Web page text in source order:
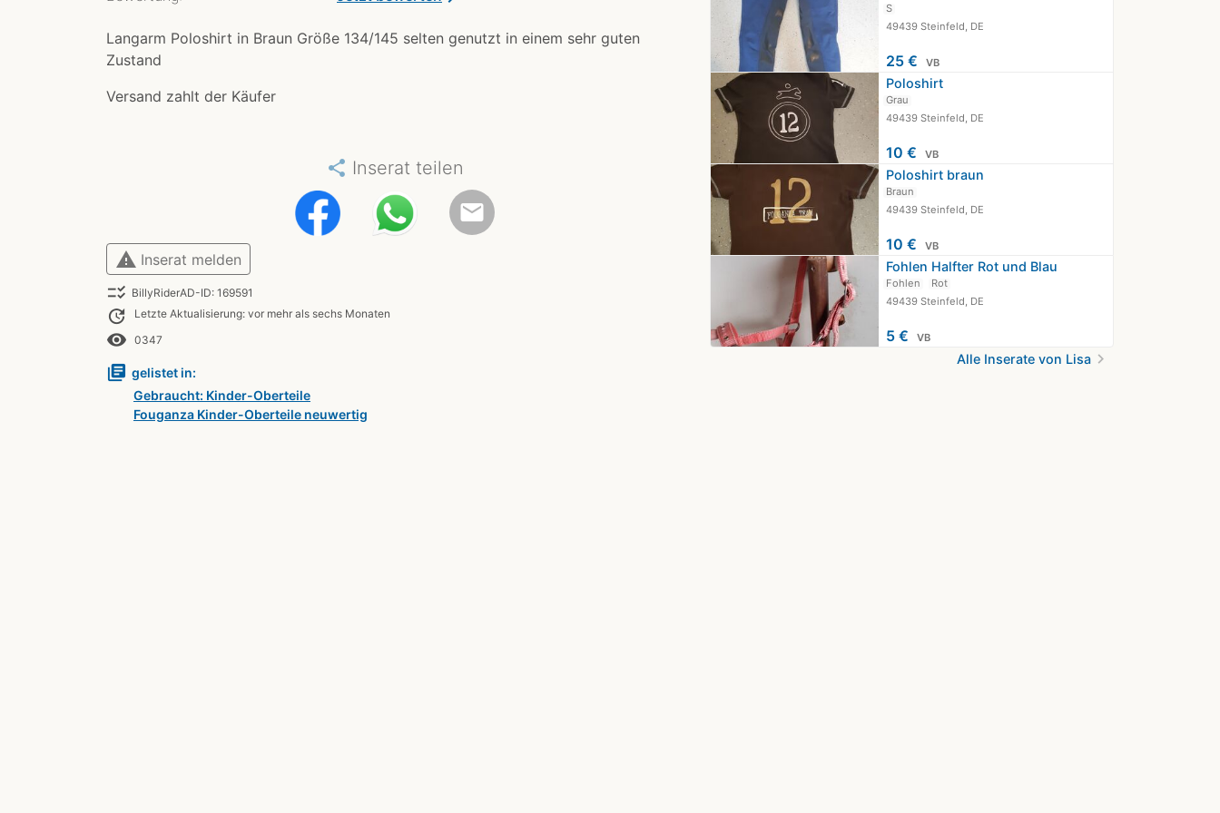
S
49439 Steinfeld, DE
25 € VB
Poloshirt
Grau
49439 Steinfeld, DE
10 € VB
Poloshirt braun
Braun
49439 Steinfeld, DE
10 € VB
Fohlen Halfter Rot und Blau
Fohlen
Rot
49439 Steinfeld, DE
5 € VB
Alle Inserate von Lisa chevron_right
Langarm Poloshirt in Braun Größe 134/145 selten genutzt in einem sehr guten
Zustand
Versand zahlt der Käufer
share Inserat teilen
email
warning Inserat melden
checklist_rtl BillyRiderAD-ID: 169591
update Letzte Aktualisierung: vor mehr als sechs Monaten
remove_red_eye 0347
library_books gelistet in:
Gebraucht: Kinder-Oberteile
Fouganza Kinder-Oberteile neuwertig